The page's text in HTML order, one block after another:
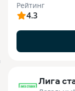
Рейтинг
4.3
Лига